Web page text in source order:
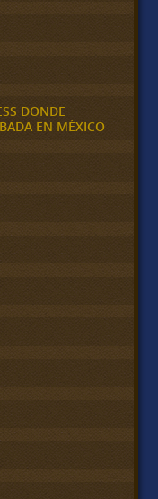
DONDE
EN MÉXICO